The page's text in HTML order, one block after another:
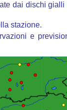
dai dischi gialli
stazione.
e